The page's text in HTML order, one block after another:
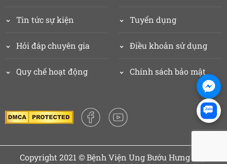
Tin tức sự kiện
Hỏi đáp chuyên gia
Quy chế hoạt động
Tuyển dụng
Điều khoản sử dụng
Chính sách bảo mật
Copyright 2021 © Bệnh Viện Ung Bướu Hưng Việt
Zalo